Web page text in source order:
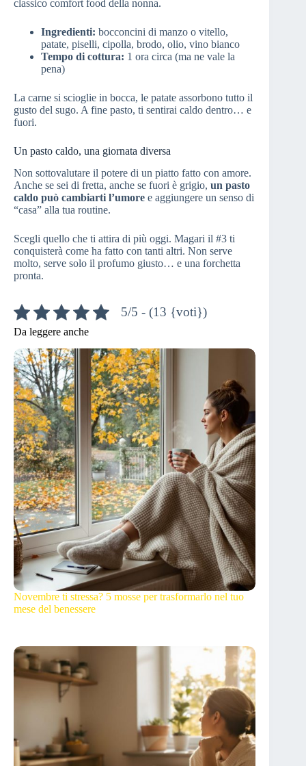
classico comfort food della nonna.
Ingredienti: bocconcini di manzo o vitello,
patate, piselli, cipolla, brodo, olio, vino bianco
Tempo di cottura: 1 ora circa (ma ne vale la
pena)
La carne si scioglie in bocca, le patate assorbono tutto il
gusto del sugo. A fine pasto, ti sentirai caldo dentro… e
fuori.
Un pasto caldo, una giornata diversa
Non sottovalutare il potere di un piatto fatto con amore.
Anche se sei di fretta, anche se fuori è grigio, un pasto
caldo può cambiarti l’umore e aggiungere un senso di
“casa” alla tua routine.
Scegli quello che ti attira di più oggi. Magari il #3 ti
conquisterà come ha fatto con tanti altri. Non serve
molto, serve solo il profumo giusto… e una forchetta
pronta.
5/5 - (13 {voti})
Da leggere anche
Novembre ti stressa? 5 mosse per trasformarlo nel tuo
mese del benessere